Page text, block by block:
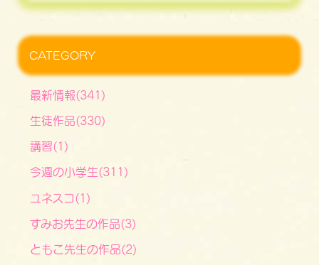
CATEGORY
最新情報(341)
生徒作品(330)
講習(1)
今週の小学生(311)
ユネスコ(1)
すみお先生の作品(3)
ともこ先生の作品(2)